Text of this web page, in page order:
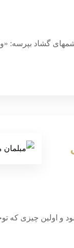
گشاد بپرسه:
و اولین چیزی که